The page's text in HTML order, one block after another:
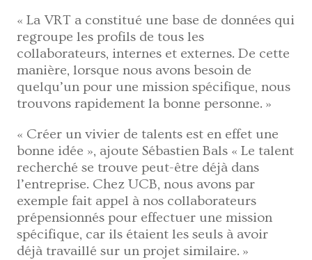
« La VRT a constitué une base de données qui
regroupe les profils de tous les
collaborateurs, internes et externes. De cette
manière, lorsque nous avons besoin de
quelqu’un pour une mission spécifique, nous
trouvons rapidement la bonne personne. »
« Créer un vivier de talents est en effet une
bonne idée », ajoute Sébastien Bals « Le talent
recherché se trouve peut-être déjà dans
l’entreprise. Chez UCB, nous avons par
exemple fait appel à nos collaborateurs
prépensionnés pour effectuer une mission
spécifique, car ils étaient les seuls à avoir
déjà travaillé sur un projet similaire. »